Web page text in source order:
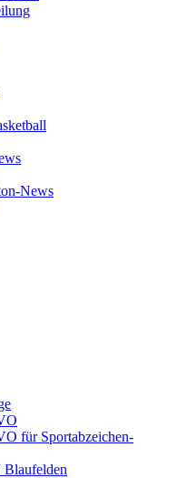
News
für Sportabzeichen-
Blaufelden